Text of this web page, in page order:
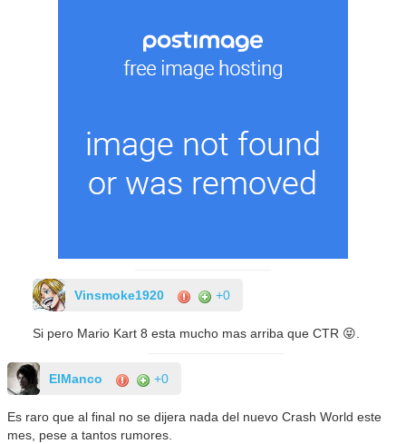
Vinsmoke1920 +0
Si pero Mario Kart 8 esta mucho mas arriba que CTR 😝.
ElManco +0
Es raro que al final no se dijera nada del nuevo Crash World este
mes, pese a tantos rumores.